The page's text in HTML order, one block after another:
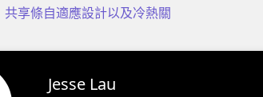
共享條自適應設計以及冷熱關
Jesse Lau